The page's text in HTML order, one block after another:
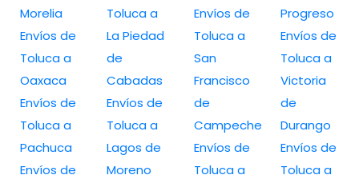
Morelia
Envíos de
Toluca a
Oaxaca
Envíos de
Toluca a
Pachuca
Envíos de
Toluca a
La Piedad
de
Cabadas
Envíos de
Toluca a
Lagos de
Moreno
Envíos de
Toluca a
San
Francisco
de
Campeche
Envíos de
Toluca a
Progreso
Envíos de
Toluca a
Victoria
de
Durango
Envíos de
Toluca a